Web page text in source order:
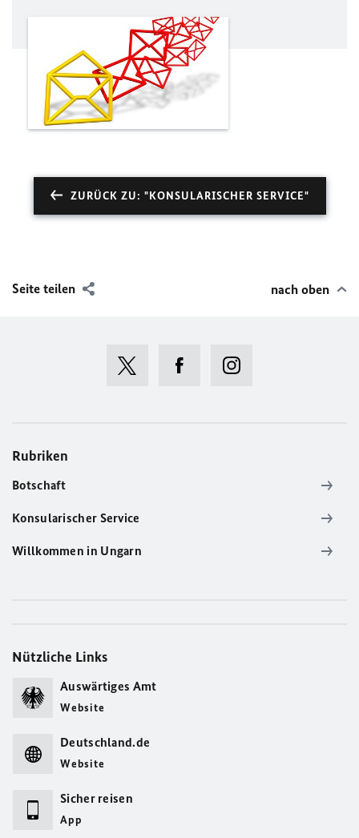
ZURÜCK ZU: "KONSULARISCHER SERVICE"
Seite teilen nach oben
Rubriken
Botschaft
Konsularischer Service
Willkommen in Ungarn
Nützliche Links
Auswärtiges Amt
Website
Deutschland.de
Website
Sicher reisen
App